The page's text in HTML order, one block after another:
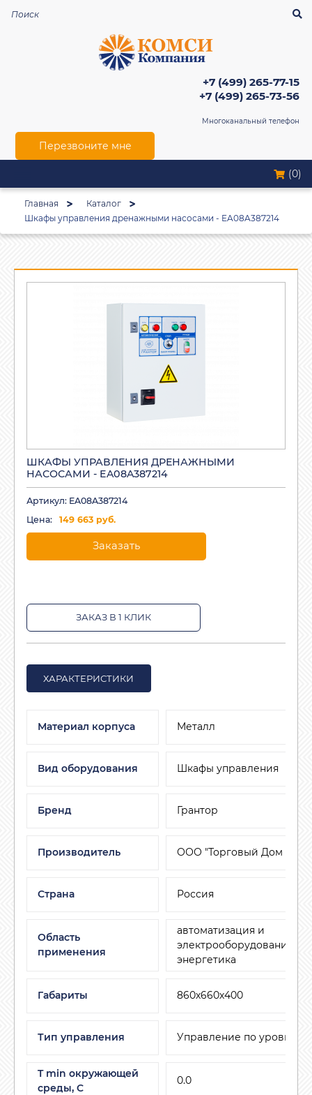
+7 (499) 265-77-15
+7 (499) 265-73-56
Многоканальный телефон
Перезвоните мне
(0)
Главная
Каталог
Шкафы управления дренажными насосами - EA08A387214
ШКАФЫ УПРАВЛЕНИЯ ДРЕНАЖНЫМИ
НАСОСАМИ - EA08A387214
Артикул: EA08A387214
Цена:
149 663 руб.
Заказать
ЗАКАЗ В 1 КЛИК
ХАРАКТЕРИСТИКИ
Материал корпуса Металл
Вид оборудования Шкафы управления
Бренд Грантор
Производитель ООО "Торговый Дом АДЛ"
Страна Россия
Область
применения
автоматизация и
электрооборудование,
энергетика
Габариты 860х660х400
Тип управления Управление по уровню
T min окружающей
среды, C
0.0